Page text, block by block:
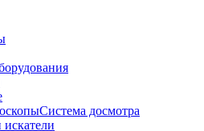
Система досмотра